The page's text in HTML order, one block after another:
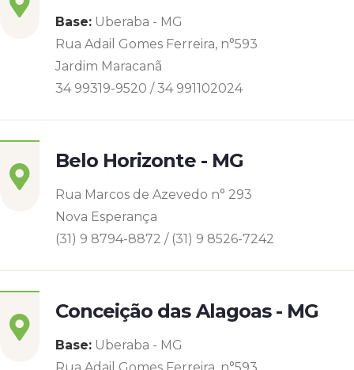
Base: Uberaba - MG
Rua Adail Gomes Ferreira, n°593
Jardim Maracanã
34 99319-9520 / 34 991102024
Belo Horizonte - MG
Rua Marcos de Azevedo n° 293
Nova Esperança
(31) 9 8794-8872 / (31) 9 8526-7242
Conceição das Alagoas - MG
Base: Uberaba - MG